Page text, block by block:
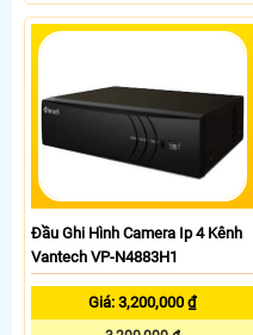
Đầu Ghi Hình Camera Ip 4 Kênh
Vantech VP-N4883H1
Giá: 3,200,000 ₫